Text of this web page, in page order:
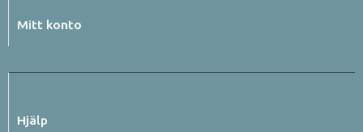
Mitt konto
Hjälp